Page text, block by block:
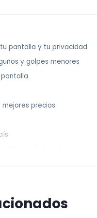
pantalla y tu privacidad
y golpes menores
precios.